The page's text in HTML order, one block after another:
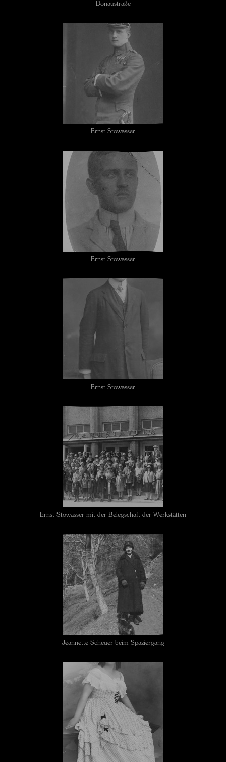
Donaustraße
Ernst Stowasser
Ernst Stowasser
Ernst Stowasser
Ernst Stowasser mit der Belegschaft der Werkstätten
Jeannette Scheuer beim Spaziergang